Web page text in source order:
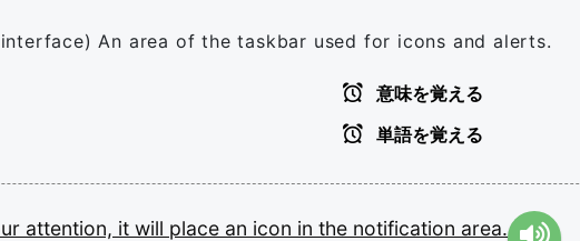
An area of the taskbar used for icons and alerts.
意味を覚える
単語を覚える
attention, it will place an icon in the notification area.